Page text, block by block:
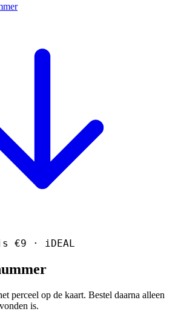
€9 · iDEAL
perceel op de kaart. Bestel daarna alleen
is.